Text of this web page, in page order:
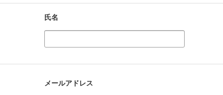
氏名
メールアドレス